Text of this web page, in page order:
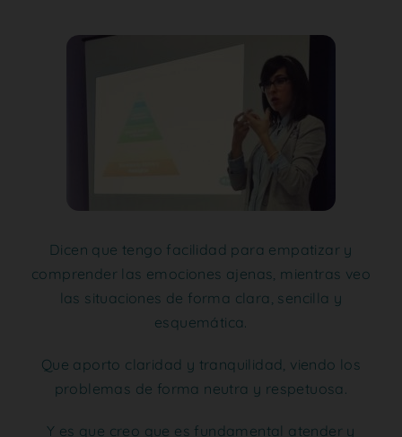
Dicen que tengo facilidad para empatizar y
comprender las emociones ajenas, mientras veo
las situaciones de forma clara, sencilla y
esquemática.
Que aporto claridad y tranquilidad, viendo los
problemas de forma neutra y respetuosa.
Y es que creo que es fundamental atender y